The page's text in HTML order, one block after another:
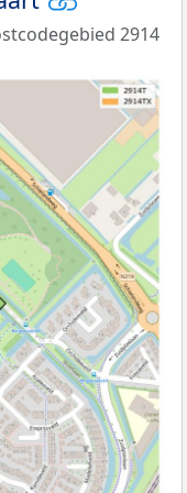
2914